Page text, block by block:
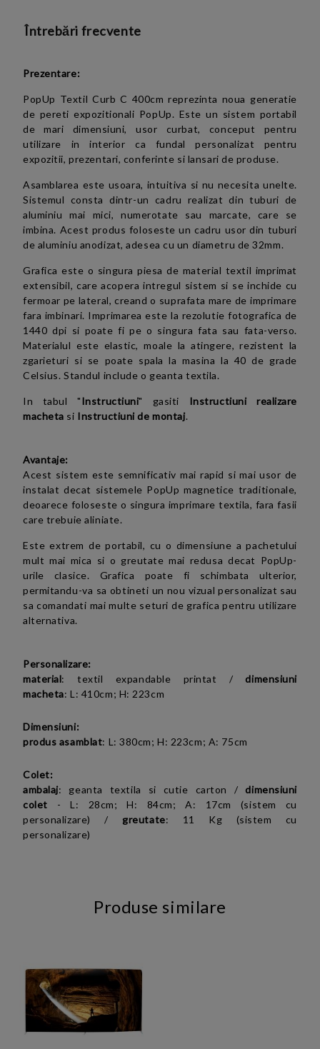
Întrebări frecvente
Prezentare:
PopUp Textil Curb C 400cm reprezinta noua generatie
de pereti expozitionali PopUp. Este un sistem portabil
de mari dimensiuni, usor curbat, conceput pentru
utilizare in interior ca fundal personalizat pentru
expozitii, prezentari, conferinte si lansari de produse.
Asamblarea este usoara, intuitiva si nu necesita unelte.
Sistemul consta dintr-un cadru realizat din tuburi de
aluminiu mai mici, numerotate sau marcate, care se
imbina. Acest produs foloseste un cadru usor din tuburi
de aluminiu anodizat, adesea cu un diametru de 32mm.
Grafica este o singura piesa de material textil imprimat
extensibil, care acopera intregul sistem si se inchide cu
fermoar pe lateral, creand o suprafata mare de imprimare
fara imbinari. Imprimarea este la rezolutie fotografica de
1440 dpi si poate fi pe o singura fata sau fata-verso.
Materialul este elastic, moale la atingere, rezistent la
zgarieturi si se poate spala la masina la 40 de grade
Celsius. Standul include o geanta textila.
In tabul "Instructiuni" gasiti Instructiuni realizare
macheta si Instructiuni de montaj.
Avantaje:
Acest sistem este semnificativ mai rapid si mai usor de
instalat decat sistemele PopUp magnetice traditionale,
deoarece foloseste o singura imprimare textila, fara fasii
care trebuie aliniate.
Este extrem de portabil, cu o dimensiune a pachetului
mult mai mica si o greutate mai redusa decat PopUp-
urile clasice. Grafica poate fi schimbata ulterior,
permitandu-va sa obtineti un nou vizual personalizat sau
sa comandati mai multe seturi de grafica pentru utilizare
alternativa.
Personalizare:
material:textil expandable printat /
dimensiuni
macheta:L: 410cm; H: 223cm
Dimensiuni:
produs asamblat: L: 380cm; H: 223cm; A: 75cm
Colet:
ambalaj: geanta textila si cutie carton /dimensiuni
colet - L: 28cm; H: 84cm; A: 17cm (sistem cu
personalizare) /greutate: 11 Kg (sistem cu
personalizare)
Produse similare